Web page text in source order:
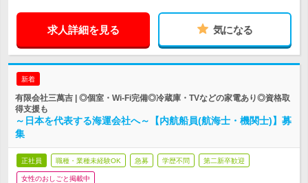
求人詳細を見る 気になる
新着
有限会社三萬吉 | ◎個室・Wi-Fi完備◎冷蔵庫・TVなどの家電あり◎資格取
得支援も
～日本を代表する海運会社へ～【内航船員(航海士・機関士)】募
集
正社員 職種・業種未経験OK 急募 学歴不問 第二新卒歓迎
女性のおしごと掲載中